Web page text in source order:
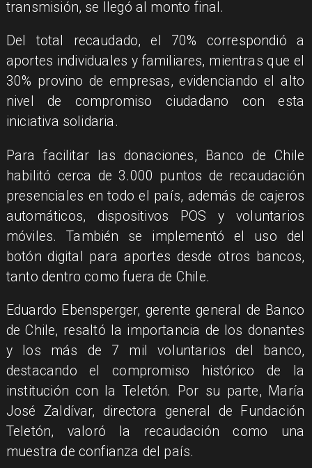
transmisión, se llegó al monto final.
Del total recaudado, el 70% correspondió a
aportes individuales y familiares, mientras que el
30% provino de empresas, evidenciando el alto
nivel de compromiso ciudadano con esta
iniciativa solidaria.
Para facilitar las donaciones, Banco de Chile
habilitó cerca de 3.000 puntos de recaudación
presenciales en todo el país, además de cajeros
automáticos, dispositivos POS y voluntarios
móviles. También se implementó el uso del
botón digital para aportes desde otros bancos,
tanto dentro como fuera de Chile.
Eduardo Ebensperger, gerente general de Banco
de Chile, resaltó la importancia de los donantes
y los más de 7 mil voluntarios del banco,
destacando el compromiso histórico de la
institución con la Teletón. Por su parte, María
José Zaldívar, directora general de Fundación
Teletón, valoró la recaudación como una
muestra de confianza del país.